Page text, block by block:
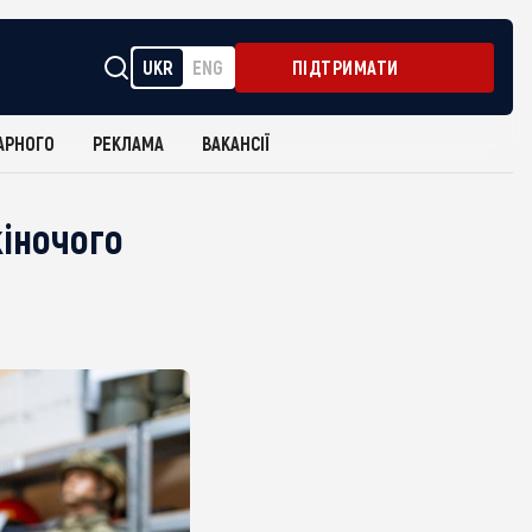
UKR ENG ПІДТРИМАТИ
РЕКЛАМА ВАКАНСІЇ